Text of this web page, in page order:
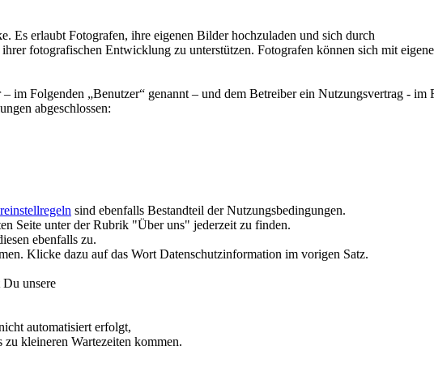
Es erlaubt Fotografen, ihre eigenen Bilder hochzuladen und sich durch
fotografischen Entwicklung zu unterstützen. Fotografen können sich mit
Folgenden „Benutzer“ genannt – und dem Betreiber ein Nutzungsvertrag - im
abgeschlossen:
sind ebenfalls Bestandteil der Nutzungsbedingungen.
Seite unter der Rubrik "Über uns" jederzeit zu finden.
ebenfalls zu.
Klicke dazu auf das Wort Datenschutzinformation im vorigen Satz.
unsere
automatisiert erfolgt,
kleineren Wartezeiten kommen.